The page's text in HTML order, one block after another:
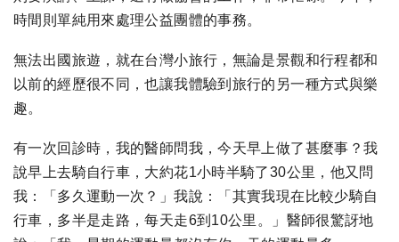
時間則單純用來處理公益團體的事務。
無法出國旅遊，就在台灣小旅行，無論是景觀和行程都和
以前的經歷很不同，也讓我體驗到旅行的另一種方式與樂
趣。
有一次回診時，我的醫師問我，今天早上做了甚麼事？我
說早上去騎自行車，大約花1小時半騎了30公里，他又問
我：「多久運動一次？」我說：「其實我現在比較少騎自
行車，多半是走路，每天走6到10公里。」醫師很驚訝地